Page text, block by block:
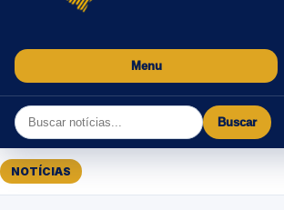
Menu
Buscar
NOTÍCIAS